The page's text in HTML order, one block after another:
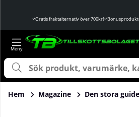
Gratis fraktalternativ över 700kr!
Hem Magazine Den stora